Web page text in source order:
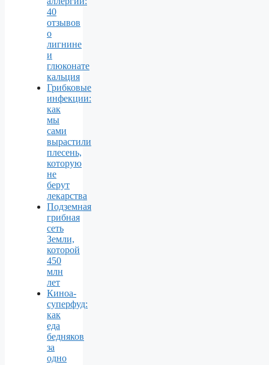
40
отзывов
о
лигнине
и
глюконате
кальция
Грибковые
инфекции:
как
мы
сами
вырастили
плесень,
которую
не
берут
лекарства
Подземная
грибная
сеть
Земли,
которой
450
млн
лет
Киноа-
суперфуд:
как
еда
бедняков
за
одно